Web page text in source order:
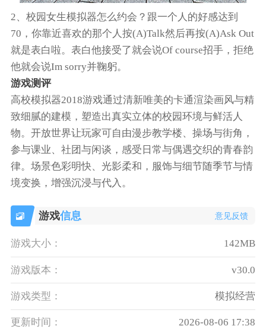
2、校园女生模拟器怎么约会？跟一个人的好感达到
70，你靠近喜欢的那个人按(A)Talk然后再按(A)Ask Out
就是表白啦。表白他接受了就会说Of course招手，拒绝
他就会说Im sorry并鞠躬。
游戏测评
高校模拟器2018游戏通过清新唯美的卡通渲染画风与精
致细腻的建模，塑造出真实立体的校园环境与鲜活人
物。开放世界让玩家可自由漫步教学楼、操场与街角，
参与课业、社团与闲谈，感受日常与偶遇交织的青春韵
律。场景色彩明快、光影柔和，服饰与细节随季节与情
境变换，增强沉浸与代入。
游戏信息 意见反馈
游戏大小： 142MB
游戏版本： v30.0
游戏类型： 模拟经营
更新时间： 2026-08-06 17:38